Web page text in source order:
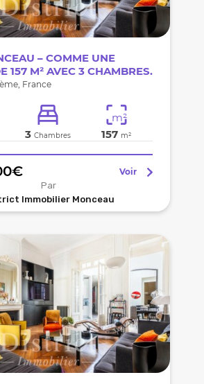
– COMME UNE
157 M² AVEC 3 CHAMBRES.
France
3 Chambres
m²
157 m²
Voir
Par
Immobilier Monceau